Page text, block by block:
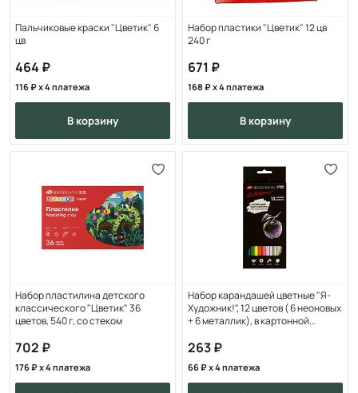
Пальчиковые краски "Цветик" 6
цв
464
116 x 4 платежа
в корзину
Набор пластики "Цветик" 12 цв
240 г
671
168 x 4 платежа
в корзину
Набор пластилина детского
классического "Цветик" 36
цветов, 540 г, со стеком
702
176 x 4 платежа
Набор карандашей цветные "Я-
Художник!", 12 цветов ( 6 неоновых
+ 6 металлик), в картонной
263
66 x 4 платежа